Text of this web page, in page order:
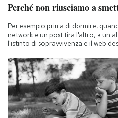
Perché non riusciamo a
Per esempio prima di dormire,
network e un post tira l'altro, e un
l'istinto di sopravvivenza e il web